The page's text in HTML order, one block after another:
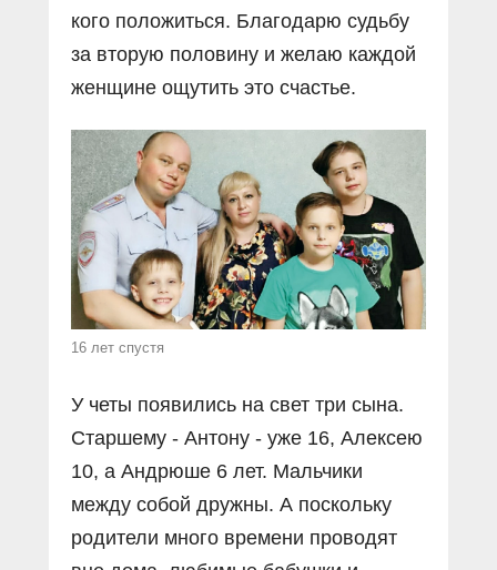
кого положиться. Благодарю судьбу
за вторую половину и желаю каждой
женщине ощутить это счастье.
16 лет спустя
У четы появились на свет три сына.
Старшему - Антону - уже 16, Алексею
10, а Андрюше 6 лет. Мальчики
между собой дружны. А поскольку
родители много времени проводят